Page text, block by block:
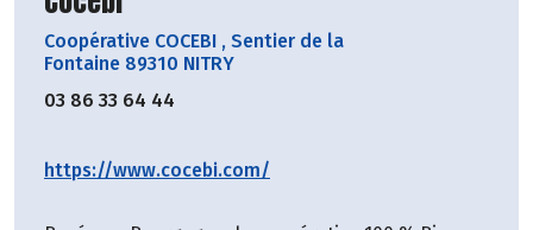
Coopérative COCEBI , Sentier de la
Fontaine 89310 NITRY
03 86 33 64 44
https://www.cocebi.com/